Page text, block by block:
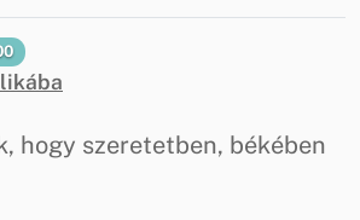
hogy szeretetben, békében